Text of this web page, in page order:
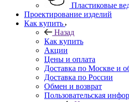
Пластиковые
Проектирование изделий
Как купить
Назад
Как купить
Акции
Цены и оплата
Доставка по Москве и
Доставка по России
Обмен и возврат
Пользовательская